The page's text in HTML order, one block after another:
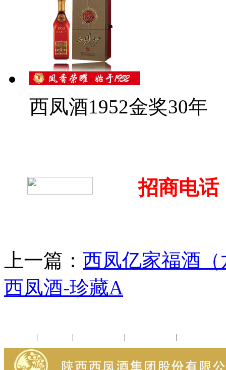
西凤酒1952金奖30年
招商电话
上一篇： 西凤亿家福酒（
西凤酒-珍藏A
| | | |